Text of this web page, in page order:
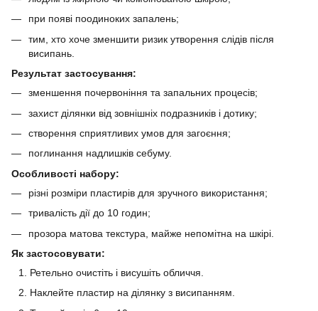
при появі поодиноких запалень;
тим, хто хоче зменшити ризик утворення слідів після
висипань.
Результат застосування:
зменшення почервоніння та запальних процесів;
захист ділянки від зовнішніх подразників і дотику;
створення сприятливих умов для загоєння;
поглинання надлишків себуму.
Особливості набору:
різні розміри пластирів для зручного використання;
тривалість дії до 10 годин;
прозора матова текстура, майже непомітна на шкірі.
Як застосовувати:
Ретельно очистіть і висушіть обличчя.
Наклейте пластир на ділянку з висипанням.